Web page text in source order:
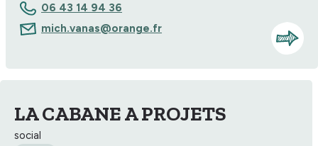
06 43 14 94 36
mich.vanas@orange.fr
LA CABANE A PROJETS
social